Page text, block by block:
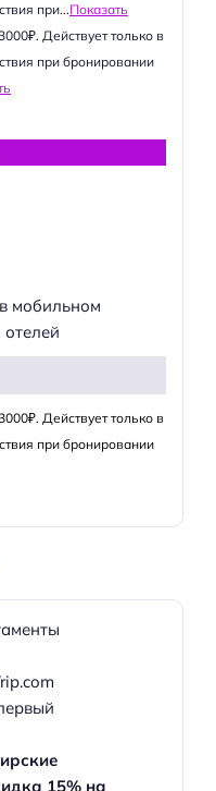
при...Показать
Действует только в
при бронировании
мобильном
Действует только в
при бронировании
15% на